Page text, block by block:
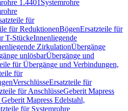
1.4401 Systemrohre
für
für ReduktionenBögenErsatzteile für
T-StückeInnenliegende
ZirkulationÜbergänge
unlösbarÜbergänge und
für Übergänge und Verbindungen,
für
VerschlüsseErsatzteile für
für AnschlüsseGeberit Mapress
Mapress Edelstahl,
für Systemrohre